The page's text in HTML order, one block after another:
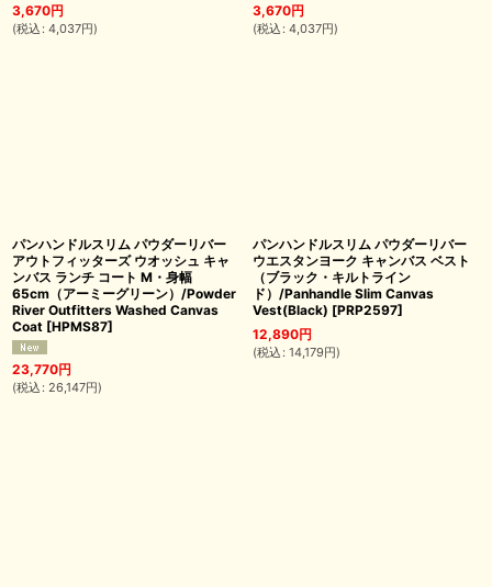
3,670円
(税込 : 4,037円)
3,670円
(税込 : 4,037円)
パンハンドルスリム パウダーリバー
アウトフィッターズ ウオッシュ キャ
ンバス ランチ コート M・身幅
65cm（アーミーグリーン）/Powder
River Outfitters Washed Canvas
Coat [HPMS87]
23,770円
(税込 : 26,147円)
パンハンドルスリム パウダーリバー
ウエスタンヨーク キャンバス ベスト
（ブラック・キルトライン
ド）/Panhandle Slim Canvas
Vest(Black) [PRP2597]
12,890円
(税込 : 14,179円)